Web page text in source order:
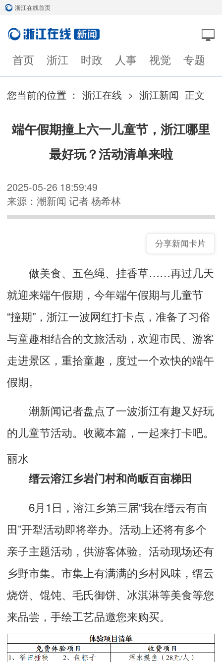
浙江在线首页
首页 浙江 时政 人事 视觉 专题
您当前的位置 ： 浙江在线 > 浙江新闻 正文
端午假期撞上六一儿童节，浙江哪里
最好玩？活动清单来啦
2025-05-26 18:59:49
来源：潮新闻 记者 杨希林
分享新闻卡片
做美食、五色绳、挂香草……再过几天
就迎来端午假期，今年端午假期与儿童节
“撞期”，浙江一波网红打卡点，准备了习俗
与童趣相结合的文旅活动，欢迎市民、游客
走进景区，重拾童趣，度过一个欢快的端午
假期。
潮新闻记者盘点了一波浙江有趣又好玩
的儿童节活动。收藏本篇，一起来打卡吧。
丽水
缙云溶江乡岩门村和尚畈百亩梯田
6月1日，溶江乡第三届“我在缙云有亩
田”开犁活动即将举办。活动上还将有多个
亲子主题活动，供游客体验。活动现场还有
乡野市集。市集上有满满的乡村风味，缙云
烧饼、馄饨、毛氏御饼、冰淇淋等美食等您
来品尝，手绘工艺品邀您来购买。